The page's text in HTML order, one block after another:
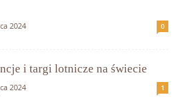
2024 0
i targi lotnicze na świecie
2024 1